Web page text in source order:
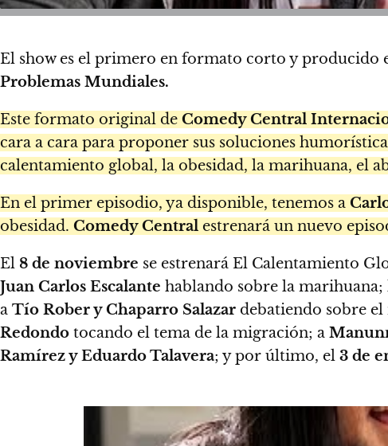
El show es el primero en formato corto y producido
Problemas Mundiales.
Este formato original de Comedy Central
cara a cara para proponer sus soluciones
calentamiento global, la obesidad, la marihuana, el
En el primer episodio, ya disponible, tenemos a
obesidad. Comedy Central estrenará un nuevo
El 8 de noviembre se estrenará El Calentamiento
Juan Carlos Escalante hablando sobre la marihuana;
a Tío Rober y Chaparro Salazar debatiendo sobre
Redondo tocando el tema de la migración; a
Ramírez y Eduardo Talavera; y por último, el 3 de